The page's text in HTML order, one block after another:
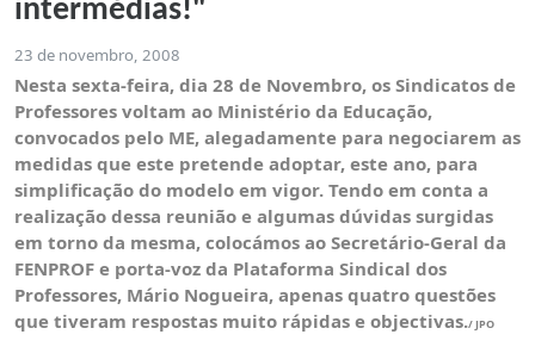
intermédias!"
23 de novembro, 2008
Nesta sexta-feira, dia 28 de Novembro, os Sindicatos de
Professores voltam ao Ministério da Educação,
convocados pelo ME, alegadamente para negociarem as
medidas que este pretende adoptar, este ano, para
simplificação do modelo em vigor. Tendo em conta a
realização dessa reunião e algumas dúvidas surgidas
em torno da mesma, colocámos ao Secretário-Geral da
FENPROF e porta-voz da Plataforma Sindical dos
Professores, Mário Nogueira, apenas quatro questões
que tiveram respostas muito rápidas e objectivas./ JPO